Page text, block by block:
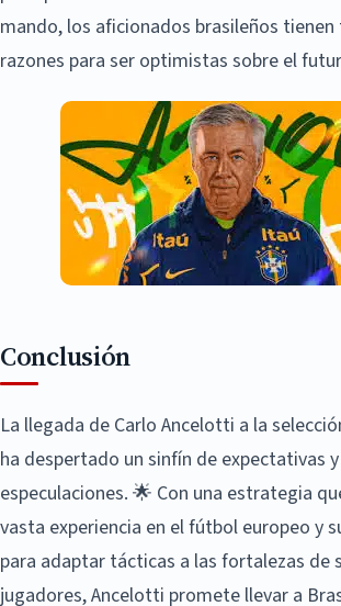
mando, los aficionados brasileños tienen
razones para ser optimistas sobre el
Conclusión
La llegada de Carlo Ancelotti a la
ha despertado un sinfín de expectativas y
especulaciones. 🌟 Con una estrategia
vasta experiencia en el fútbol europeo y
para adaptar tácticas a las fortalezas de
jugadores, Ancelotti promete llevar a